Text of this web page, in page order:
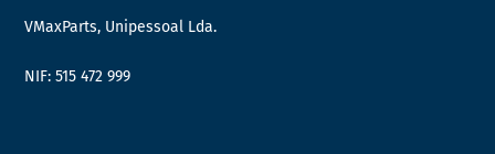
VMaxParts, Unipessoal Lda.
NIF: 515 472 999